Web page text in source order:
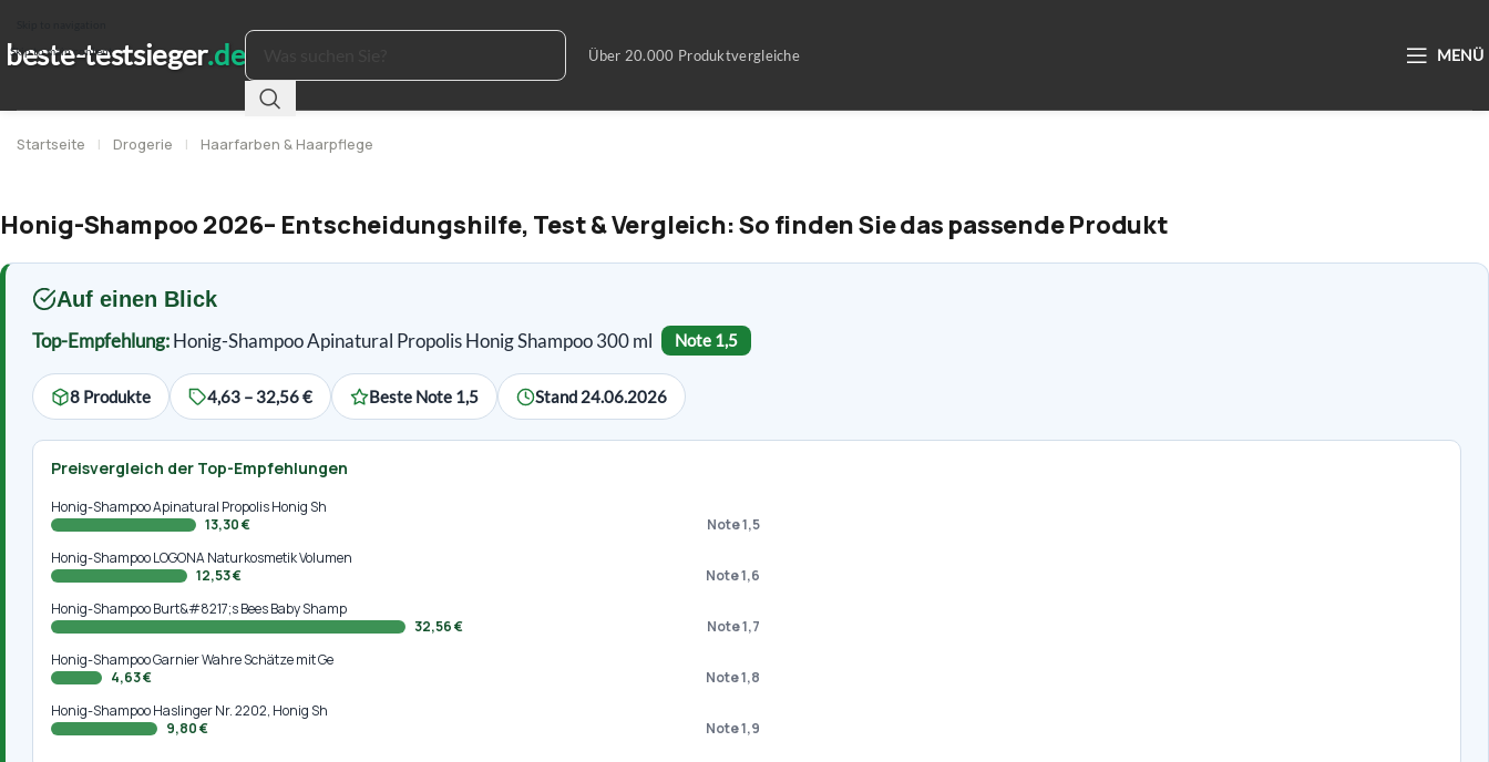
Skip to main content
Startseite | Drogerie | Haarfarben & Haarpflege
Honig-Shampoo 2026– Entscheidungshilfe, Test & Vergleich: So finden Sie das passende Produkt
Auf einen Blick
Top-Empfehlung:Honig-Shampoo Apinatural Propolis Honig Shampoo 300 ml Note 1,5
8 Produkte 4,63 – 32,56 € Beste Note 1,5 Stand 24.06.2026
Preisvergleich der Top-Empfehlungen
Honig-Shampoo Apinatural Propolis Honig Sh
13,30 €
Note 1,5
Honig-Shampoo LOGONA Naturkosmetik Volumen
12,53 €
Note 1,6
Honig-Shampoo Burt&#8217;s Bees Baby Shamp
32,56 €
Note 1,7
Honig-Shampoo Garnier Wahre Schätze mit Ge
4,63 €
Note 1,8
Honig-Shampoo Haslinger Nr. 2202, Honig Sh
9,80 €
Note 1,9